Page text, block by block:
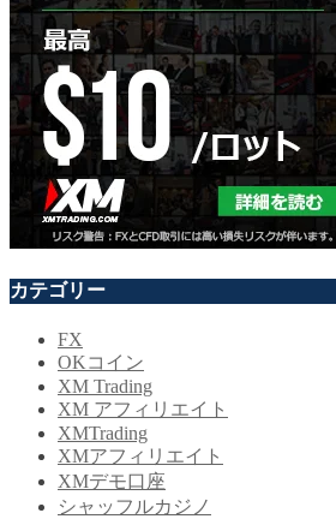
カテゴリー
FX
OKコイン
XM Trading
XM アフィリエイト
XMTrading
XMアフィリエイト
XMデモ口座
シャッフルカジノ